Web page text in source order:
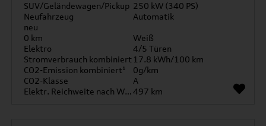
SUV/Geländewagen/Pickup 250 kW (340 PS)
Neufahrzeug
Automatik
neu
0 km
Weiß
Elektro
4/5 Türen
Stromverbrauch kombiniert 17.8 kWh/100 km
CO2-Emission kombiniert¹
0g/km
CO2-Klasse
A
Elektr. Reichweite nach WLTP*497 km